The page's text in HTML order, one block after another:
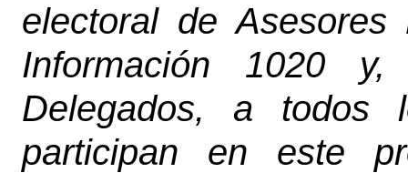
electoral de
Información 1020
Delegados, a todos
participan en este